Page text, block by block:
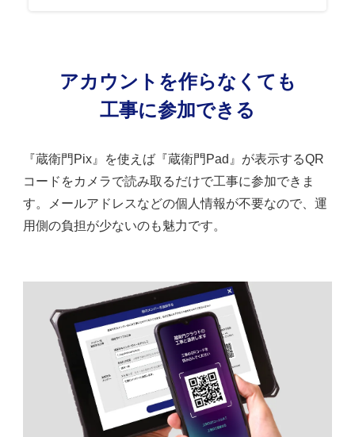
アカウントを作らなくても
工事に参加できる
『蔵衛門Pix』を使えば『蔵衛門Pad』が表示するQR
コードをカメラで読み取るだけで工事に参加できま
す。メールアドレスなどの個人情報が不要なので、運
用側の負担が少ないのも魅力です。